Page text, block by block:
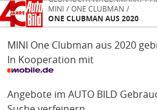
MINI
ONE CLUBMAN
ONE CLUBMAN AUS 2020
MINI One Clubman aus 2020
In Kooperation mit
Angebote im AUTO BILD